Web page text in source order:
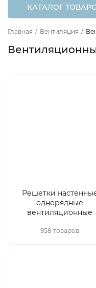
КАТАЛОГ
Главная / Вентиляция /
Решетки
однорядные
вентиляционные
958 товаров